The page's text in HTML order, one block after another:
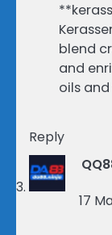
blend
and
oils
Reply
17